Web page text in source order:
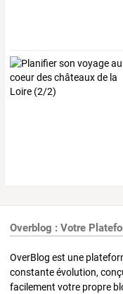
Overblog : Votre
OverBlog est une
constante évolution,
facilement votre propre